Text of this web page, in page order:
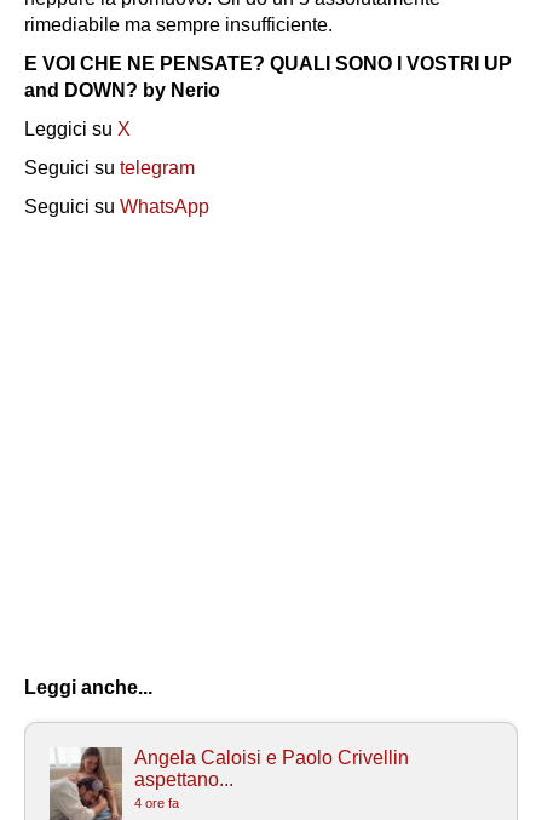
rimediabile ma sempre insufficiente.
E VOI CHE NE PENSATE? QUALI SONO I VOSTRI UP
and DOWN? by Nerio
Leggici su X
Seguici su telegram
Seguici su WhatsApp
Leggi anche...
Angela Caloisi e Paolo Crivellin
aspettano...
4 ore fa